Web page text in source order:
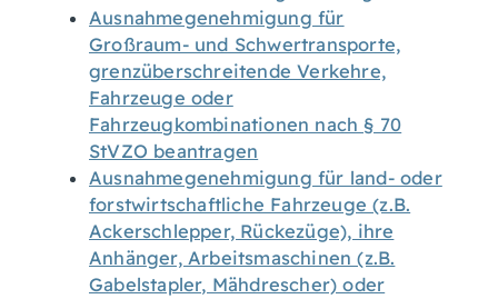
Ausnahmegenehmigung für
Großraum- und Schwertransporte,
grenzüberschreitende Verkehre,
Fahrzeuge oder
Fahrzeugkombinationen nach § 70
StVZO beantragen
Ausnahmegenehmigung für land- oder
forstwirtschaftliche Fahrzeuge (z.B.
Ackerschlepper, Rückezüge), ihre
Anhänger, Arbeitsmaschinen (z.B.
Gabelstapler, Mähdrescher) oder